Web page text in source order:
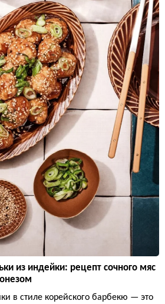
из индейки: рецепт сочного мяс
в стиле корейского барбекю — это